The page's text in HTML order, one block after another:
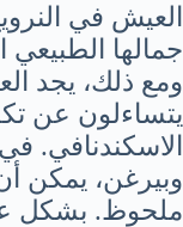
العيش في
جمالها الطبيعي
ومع ذلك، يجد
يتساءلون عن
الاسكندنافي.
وبيرغن، يمكن
ملحوظ. بشكل